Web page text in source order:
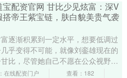
宝配资官网 甘比少见炫富：深V
搭帝王紫宝链，肤白貌美贵气袭
逐渐积累到一定水平，想要低调过
乎变得不可能，就像刘銮雄现在的
比，尽管她自己不愿在公众视野中
但总是有一些节目主动找上门来，
在线配资门户 查看：182